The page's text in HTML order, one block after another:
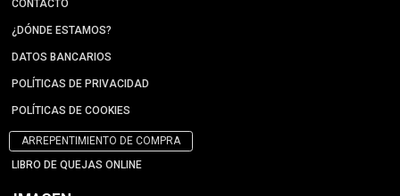
CONTACTO
¿DÓNDE ESTAMOS?
DATOS BANCARIOS
POLÍTICAS DE PRIVACIDAD
POLÍTICAS DE COOKIES
ARREPENTIMIENTO DE COMPRA
LIBRO DE QUEJAS ONLINE